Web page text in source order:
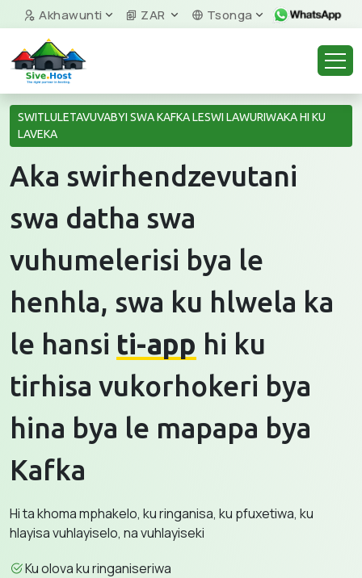
Akhawunti ZAR Tsonga
SWITLULETAVUVABYI SWA KAFKA LESWI LAWURIWAKA HI KU
LAVEKA
Aka swirhendzevutani
swa datha swa
vuhumelerisi bya le
henhla, swa ku hlwela ka
le hansi ti-app hi ku
tirhisa vukorhokeri bya
hina bya le mapapa bya
Kafka
Hi ta khoma mphakelo, ku ringanisa, ku pfuxetiwa, ku
hlayisa vuhlayiselo, na vuhlayiseki
Ku olova ku ringaniseriwa